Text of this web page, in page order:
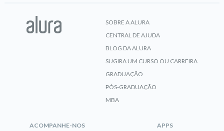
SOBRE A ALURA
CENTRAL DE AJUDA
BLOG DA ALURA
SUGIRA UM CURSO OU CARREIRA
GRADUAÇÃO
PÓS-GRADUAÇÃO
MBA
ACOMPANHE-NOS APPS